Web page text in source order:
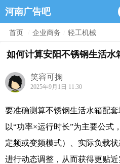
河南广告吧
首页 企业商务 轻工机械
如何计算安阳不锈钢生活水
笑容可掬
2025年9月1日 11:30
要准确测算不锈钢生活水箱配
以“功率×运行时长”为主要公式
定频或变频模式）、实际负载
进行动态调整，从而获得更贴